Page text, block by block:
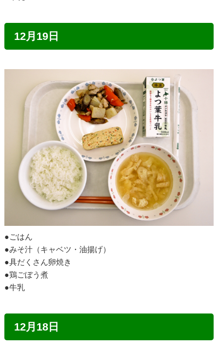
12月19日
●ごはん
●みそ汁（キャベツ・油揚げ）
●具だくさん卵焼き
●鶏ごぼう煮
●牛乳
12月18日